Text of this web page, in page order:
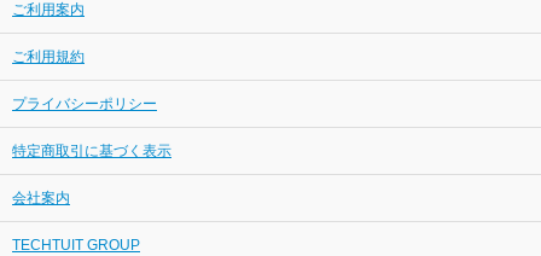
ご利用案内
ご利用規約
プライバシーポリシー
特定商取引に基づく表示
会社案内
TECHTUIT GROUP